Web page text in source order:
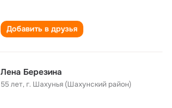
Добавить в друзья
Лена Березина
55 лет,г. Шахунья (Шахунский район)